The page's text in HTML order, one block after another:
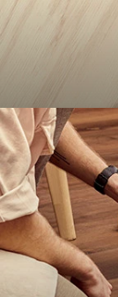
Parket
Bekijk alles